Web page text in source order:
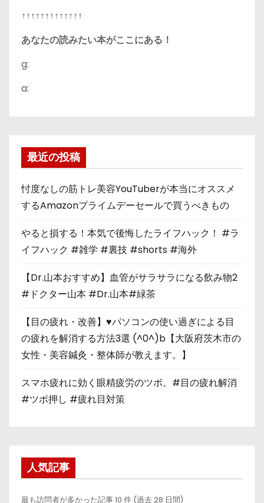
↑↑↑↑↑↑↑↑↑↑↑↑↑
あなたの読みたい本がここにある！
g:
a:
最近の投稿
忖度なしの筋トレ美容YouTuberが本当にオススメ
するAmazonプライムデーセールで買うべきもの
やると損する！本気で後悔したライフハック！ #ラ
イフハック #雑学 #裏技 #shorts #海外
【Dr.山本おすすめ】血管がサラサラになる飲み物2
#ドクター山本 #Dr.山本#緑茶
【目の疲れ・改善】♥パソコンの使い過ぎによる目
の疲れを解消する方法3選 (^0^)b【大阪府茨木市の
女性・美容鍼灸・整体師が教えます。】
スマホ疲れに効く眼精疲労のツボ。#目の疲れ解消
#ツボ押し #疲れ目対策
人気記事
最も訪問者が多かった記事 10 件 (過去 28 日間)